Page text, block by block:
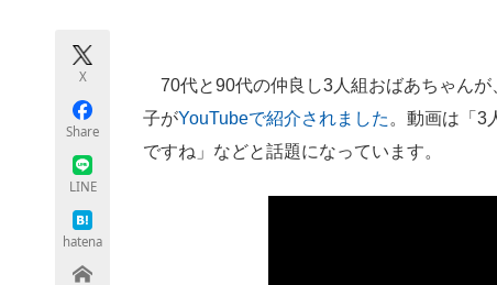
ちょっと気になるネットの話題
X
Share
LINE
hatena
70代と90代の仲良し3人組おばあちゃんが
子がYouTubeで紹介されました 。動画は「3
ですね」などと話題になっています。